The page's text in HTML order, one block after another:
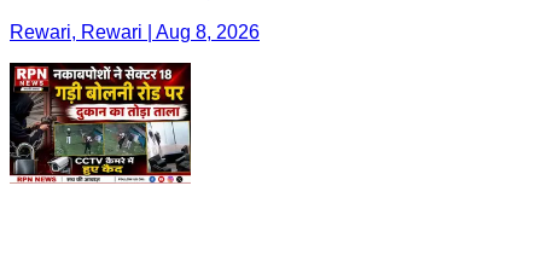
Rewari, Rewari | Aug 8, 2026